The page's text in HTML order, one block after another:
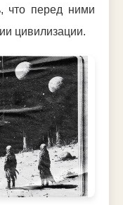
что перед ними
цивилизации.